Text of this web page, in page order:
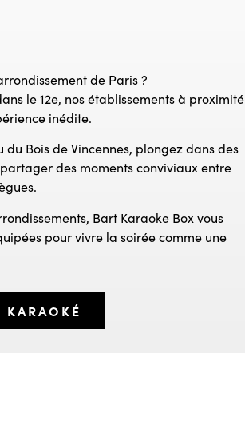
de Paris ?
le 12e, nos établissements à proximité
inédite.
Bois de Vincennes, plongez dans des
des moments conviviaux entre
Bart Karaoke Box vous
pour vivre la soirée comme une
KARAOKÉ